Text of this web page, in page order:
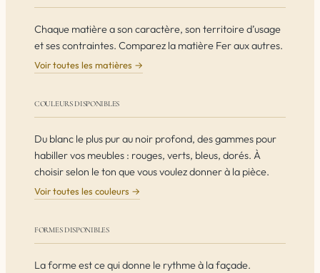
Chaque matière a son caractère, son territoire d’usage
et ses contraintes. Comparez la matière Fer aux autres.
Voir toutes les matières →
COULEURS DISPONIBLES
Du blanc le plus pur au noir profond, des gammes pour
habiller vos meubles : rouges, verts, bleus, dorés. À
choisir selon le ton que vous voulez donner à la pièce.
Voir toutes les couleurs →
FORMES DISPONIBLES
La forme est ce qui donne le rythme à la façade.